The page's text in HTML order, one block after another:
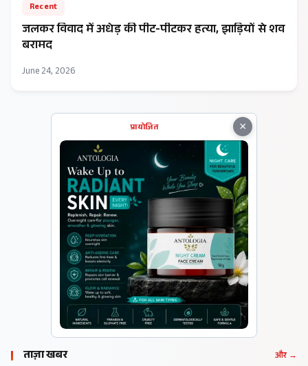
Recent
जलकर विवाद में अधेड़ की पीट-पीटकर हत्या, झाड़ियों से शव
बरामद
June 24, 2026
×
प्रायोजित
ताज़ा खबर और →